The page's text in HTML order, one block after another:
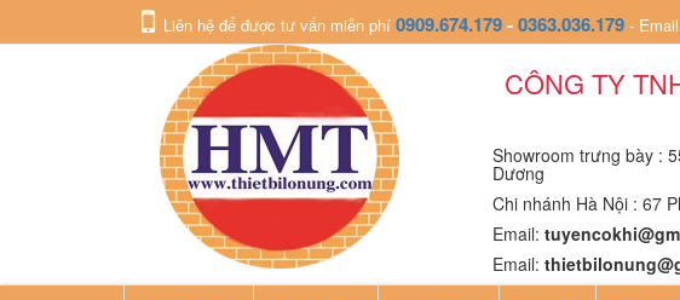
Liên hệ để được tư vấn miễn phí 0909.674.179-0363.036.179 -
CÔNG TY
Showroom trưng bày :
Dương
Chi nhánh Hà Nội : 67
Email:
Email: